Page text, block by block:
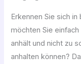
Erkennen Sie sich
möchten Sie
anhält und nicht zu
anhalten können?